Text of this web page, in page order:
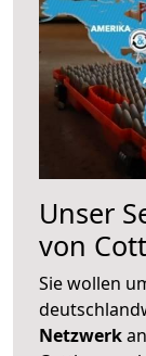
Unser
von
Sie wollen
Netzwerk